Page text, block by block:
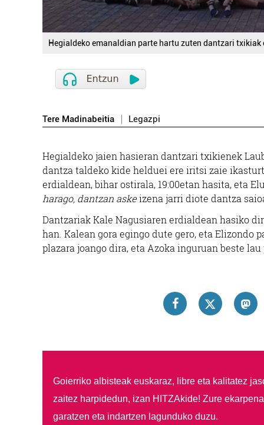
Hegialdeko emanaldian parte hartu zuten dantzari
Tere Madinabeitia Legazpi
Hegialdeko jaien hasieran dantzari txikienek
dantza taldeko kide helduei ere iritsi zaie
erdialdean, bihar ostirala, 19:00etan hasita, eta
harago, dantzan askeizena jarri diote dantza
Dantzariak Kale Nagusiaren erdialdean hasiko
han. Kalean gora egingo dute gero, eta Elizondo
plazara joango dira, eta Azoka inguruan beste
Goierriko albisteak euskaraz, libre eta kalitatez
zaitez harpidedun, izan HITZAkide! Zure
garatzen eta indartzen lagunduko duzu.